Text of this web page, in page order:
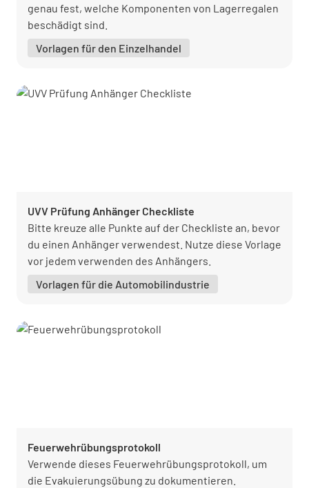
genau fest, welche Komponenten von Lagerregalen
beschädigt sind.
Vorlagen für den Einzelhandel
UVV Prüfung Anhänger Checkliste
Bitte kreuze alle Punkte auf der Checkliste an, bevor
du einen Anhänger verwendest. Nutze diese Vorlage
vor jedem verwenden des Anhängers.
Vorlagen für die Automobilindustrie
Feuerwehrübungsprotokoll
Verwende dieses Feuerwehrübungsprotokoll, um
die Evakuierungsübung zu dokumentieren.